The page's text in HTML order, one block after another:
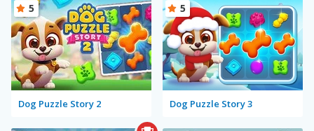
Dog Puzzle Story 2
5
Dog Puzzle Story 3
5